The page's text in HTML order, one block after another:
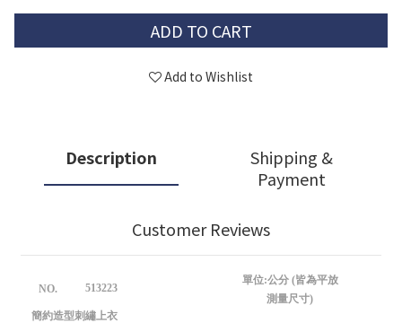
ADD TO CART
Add to Wishlist
Description
Shipping &
Payment
Customer Reviews
NO. 513223
單位:公分 (皆為平放
測量尺寸)
簡約造型刺繡上衣